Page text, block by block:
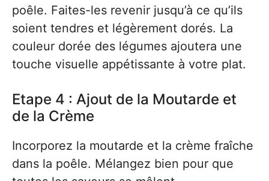
poêle. Faites-les revenir jusqu’à ce qu’ils
soient tendres et légèrement dorés. La
couleur dorée des légumes ajoutera une
touche visuelle appétissante à votre plat.
Etape 4 : Ajout de la Moutarde et
de la Crème
Incorporez la moutarde et la crème fraîche
dans la poêle. Mélangez bien pour que